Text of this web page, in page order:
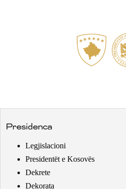
Presidenca
Legjislacioni
Presidentët e Kosovës
Dekrete
Dekorata